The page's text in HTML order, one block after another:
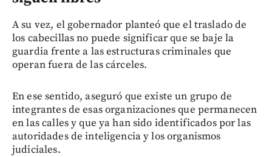
A su vez, el gobernador planteó que el traslado de
los cabecillas no puede significar que se baje la
guardia frente a las estructuras criminales que
operan fuera de las cárceles.
En ese sentido, aseguró que existe un grupo de
integrantes de esas organizaciones que permanecen
en las calles y que ya han sido identificados por las
autoridades de inteligencia y los organismos
judiciales.